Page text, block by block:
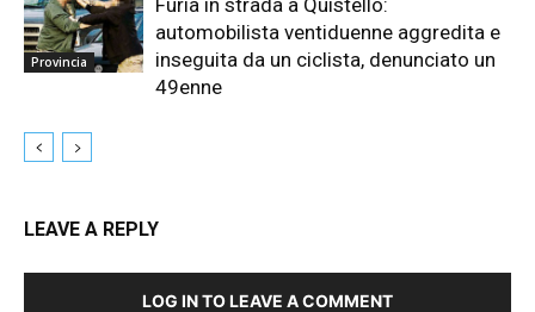
Provincia
automobilista ventiduenne aggredita e
inseguita da un ciclista, denunciato un
49enne
LEAVE A REPLY
LOG IN TO LEAVE A COMMENT